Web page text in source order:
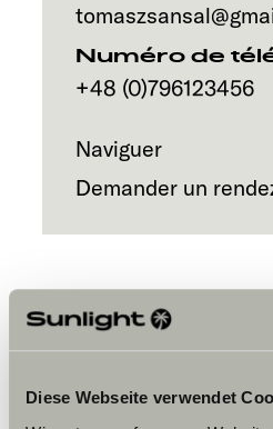
Diese Webseite verwendet
Numéro de
+48 (0)796123456
Naviguer
Demander un
Veuillez accepter